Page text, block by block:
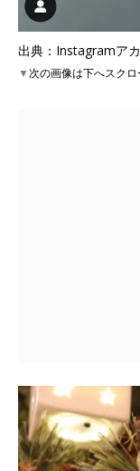
出典：Instagramアカ
▼次の画像は下へスク